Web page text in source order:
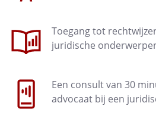
Toegang tot
juridische
Een consult van 30
advocaat bij een